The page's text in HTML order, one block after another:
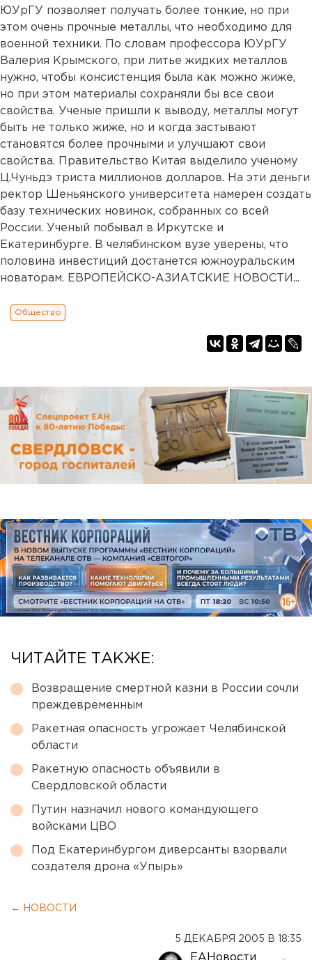
ЮУрГУ позволяет получать более тонкие, но при
этом очень прочные металлы, что необходимо для
военной техники. По словам профессора ЮУрГУ
Валерия Крымского, при литье жидких металлов
нужно, чтобы консистенция была как можно жиже,
но при этом материалы сохраняли бы все свои
свойства. Ученые пришли к выводу, металлы могут
быть не только жиже, но и когда застывают
становятся более прочными и улучшают свои
свойства. Правительство Китая выделило ученому
Ц.Чуньдэ триста миллионов долларов. На эти деньги
ректор Шеньянского университета намерен создать
базу технических новинок, собранных со всей
России. Ученый побывал в Иркутске и
Екатеринбурге. В челябинском вузе уверены, что
половина инвестиций достанется южноуральским
новаторам. ЕВРОПЕЙСКО-АЗИАТСКИЕ НОВОСТИ...
Общество
ЧИТАЙТЕ ТАКЖЕ:
Возвращение смертной казни в России сочли
преждевременным
Ракетная опасность угрожает Челябинской
области
Ракетную опасность объявили в
Свердловской области
Путин назначил нового командующего
войсками ЦВО
Под Екатеринбургом диверсанты взорвали
создателя дрона «Упырь»
← НОВОСТИ
5 ДЕКАБРЯ 2005 В 18:35
ЕАНовости